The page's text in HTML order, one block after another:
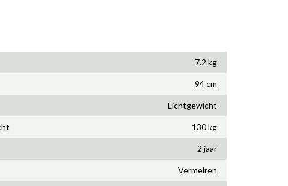
7.2 kg
94 cm
Lichtgewicht
130 kg
2 jaar
Vermeiren